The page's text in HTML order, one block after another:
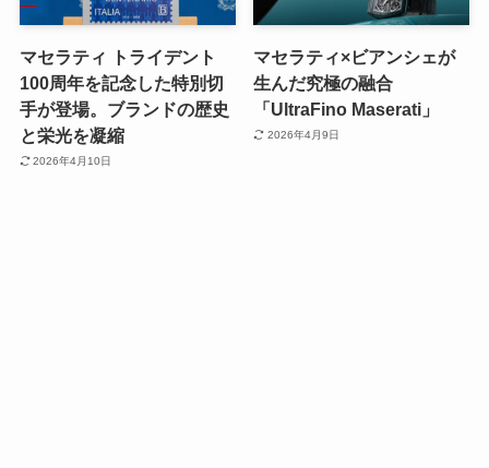
マセラティ トライデント
100周年を記念した特別切
手が登場。ブランドの歴史
と栄光を凝縮
2026年4月10日
マセラティ×ビアンシェが
生んだ究極の融合
「UltraFino Maserati」
2026年4月9日